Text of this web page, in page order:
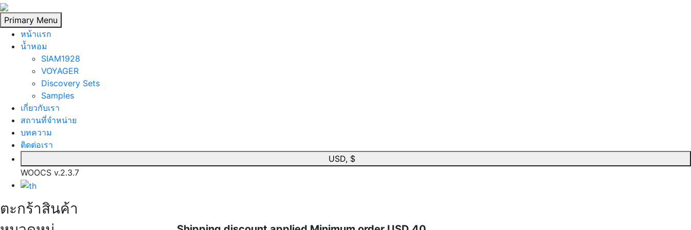
Skip
to
content
Primary Menu
หน้าแรก
นํ้าหอม
SIAM1928
VOYAGER
Discovery Sets
Samples
เกี่ยวกับเรา
สถานที่จำหน่าย
บทความ
ติดต่อเรา
USD, $
WOOCS v.2.3.7
ตะกร้าสินค้า